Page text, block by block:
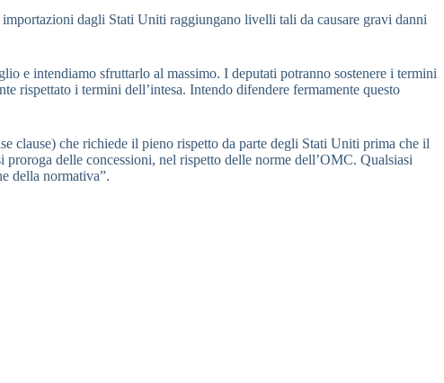
dagli Stati Uniti raggiungano livelli tali da causare gravi danni
e intendiamo sfruttarlo al massimo. I deputati potranno sostenere i termini
rispettato i termini dell’intesa. Intendo difendere fermamente questo
clause) che richiede il pieno rispetto da parte degli Stati Uniti prima che il
proroga delle concessioni, nel rispetto delle norme dell’OMC. Qualsiasi
della normativa”.